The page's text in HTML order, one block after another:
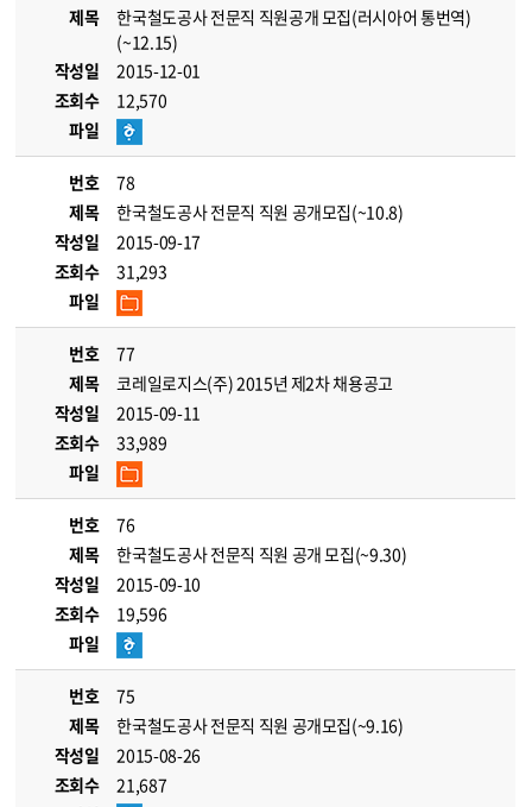
제목
한국철도공사 전문직 직원공개 모집(러시아어 통번역)
(~12.15)
작성일
2015-12-01
조회수
12,570
파일
번호
78
제목
한국철도공사 전문직 직원 공개모집(~10.8)
작성일
2015-09-17
조회수
31,293
파일
번호
77
제목
코레일로지스(주) 2015년 제2차 채용공고
작성일
2015-09-11
조회수
33,989
파일
번호
76
제목
한국철도공사 전문직 직원 공개 모집(~9.30)
작성일
2015-09-10
조회수
19,596
파일
번호
75
제목
한국철도공사 전문직 직원 공개모집(~9.16)
작성일
2015-08-26
조회수
21,687